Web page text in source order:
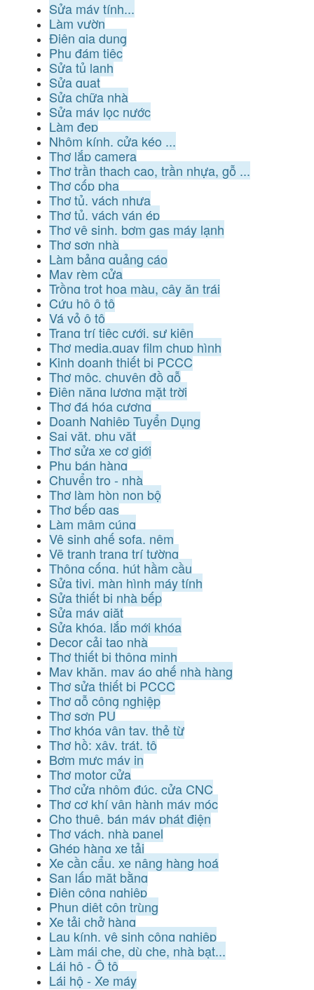
Sửa máy tính...
Làm vườn
Điện gia dụng
Phụ đám tiệc
Sửa tủ lạnh
Sửa quạt
Sửa chữa nhà
Sửa máy lọc nước
Làm đẹp
Nhôm kính, cửa kéo ...
Thợ lắp camera
Thợ trần thạch cao, trần nhựa, gỗ ...
Thợ cốp pha
Thợ tủ, vách nhựa
Thợ tủ, vách ván ép
Thợ vệ sinh, bơm gas máy lạnh
Thợ sơn nhà
Làm bảng quảng cáo
May rèm cửa
Trồng trọt hoa màu, cây ăn trái
Cứu hộ ô tô
Vá vỏ ô tô
Trang trí tiệc cưới, sự kiện
Thợ media,quay film chụp hình
Kinh doanh thiết bị PCCC
Thợ mộc, chuyên đồ gỗ
Điện năng lượng mặt trời
Thợ đá hóa cương
Doanh Nghiệp Tuyển Dụng
Sai vặt, phụ vặt
Thợ sửa xe cơ giới
Phụ bán hàng
Chuyển trọ - nhà
Thợ làm hòn non bộ
Thợ bếp gas
Làm mâm cúng
Vệ sinh ghế sofa, nệm
Vẽ tranh trang trí tường
Thông cống, hút hầm cầu
Sửa tivi, màn hình máy tính
Sửa thiết bị nhà bếp
Sửa máy giặt
Sửa khóa, lắp mới khóa
Decor cải tạo nhà
Thợ thiết bị thông minh
May khăn, may áo ghế nhà hàng
Thợ sửa thiết bị PCCC
Thợ gỗ công nghiệp
Thợ sơn PU
Thợ khóa vân tay, thẻ từ
Thợ hồ: xây, trát, tô
Bơm mực máy in
Thợ motor cửa
Thợ cửa nhôm đúc, cửa CNC
Thợ cơ khí vận hành máy móc
Cho thuê, bán máy phát điện
Thợ vách, nhà panel
Ghép hàng xe tải
Xe cần cẩu, xe nâng hàng hoá
San lấp mặt bằng
Điện công nghiệp
Phun diệt côn trùng
Xe tải chở hàng
Lau kính, vệ sinh công nghiệp
Làm mái che, dù che, nhà bạt...
Lái hộ - Ô tô
Lái hộ - Xe máy